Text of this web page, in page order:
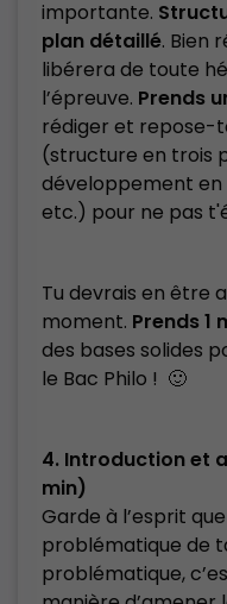
importante.
plan détaillé. Bien
libérera de toute
l’épreuve. Prends
rédiger et repose-
(structure en trois
développement en
etc.) pour ne pas
Tu devrais en être
moment. Prends 1
des bases solides
le Bac Philo ! 🙂
4. Introduction et
min)
Garde à l’esprit
problématique de
problématique,